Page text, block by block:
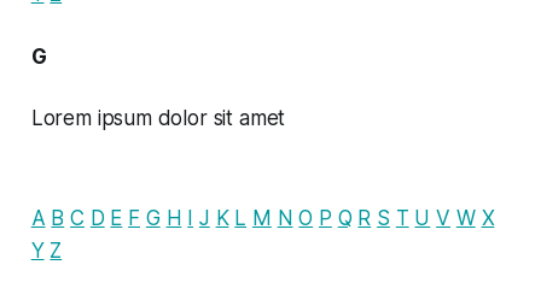
G
Lorem ipsum dolor sit amet
A B C D E F G H J K L M N O P Q R S T U V W X
Y Z